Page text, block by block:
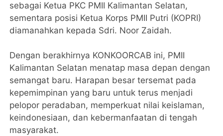
sebagai Ketua PKC PMII Kalimantan Selatan,
sementara posisi Ketua Korps PMII Putri (KOPRI)
diamanahkan kepada Sdri. Noor Zaidah.
Dengan berakhirnya KONKOORCAB ini, PMII
Kalimantan Selatan menatap masa depan dengan
semangat baru. Harapan besar tersemat pada
kepemimpinan yang baru untuk terus menjadi
pelopor peradaban, memperkuat nilai keislaman,
keindonesiaan, dan kebermanfaatan di tengah
masyarakat.